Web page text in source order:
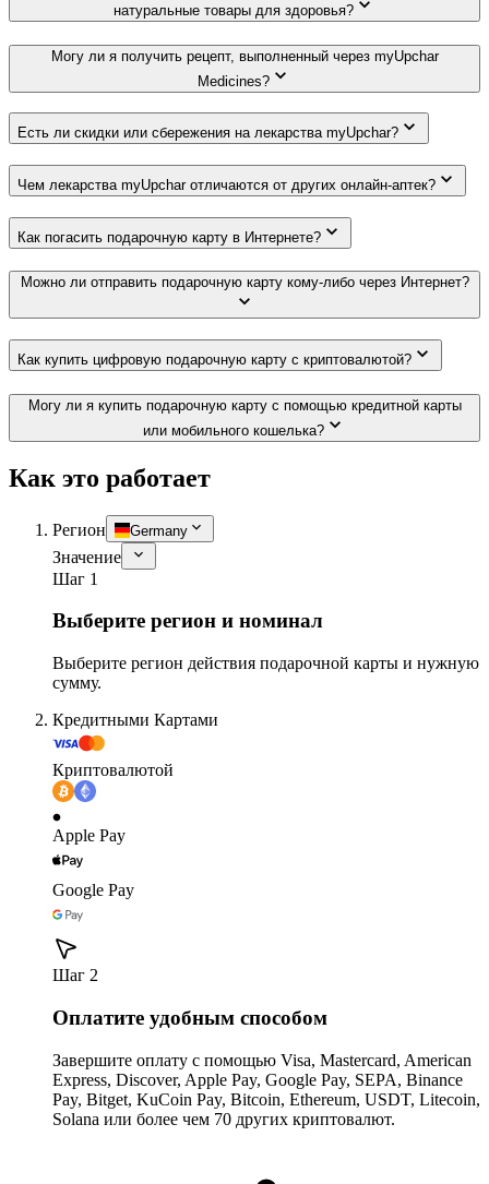
натуральные товары для здоровья?
Могу ли я получить рецепт, выполненный через myUpchar
Medicines?
Есть ли скидки или сбережения на лекарства myUpchar?
Чем лекарства myUpchar отличаются от других онлайн-аптек?
Как погасить подарочную карту в Интернете?
Можно ли отправить подарочную карту кому-либо через Интернет?
Как купить цифровую подарочную карту с криптовалютой?
Могу ли я купить подарочную карту с помощью кредитной карты
или мобильного кошелька?
Как это работает
Регион Germany
Значение
Шаг 1
Выберите регион и номинал
Выберите регион действия подарочной карты и нужную
сумму.
Кредитными Картами
Криптовалютой
Apple Pay
Google Pay
Шаг 2
Оплатите удобным способом
Завершите оплату с помощью Visa, Mastercard, American
Express, Discover, Apple Pay, Google Pay, SEPA, Binance
Pay, Bitget, KuCoin Pay, Bitcoin, Ethereum, USDT, Litecoin,
Solana или более чем 70 других криптовалют.